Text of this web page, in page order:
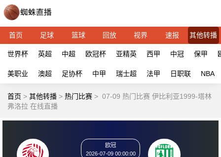
首页 足球 篮球 回放 视界 速报 其他转播
世界杯 英超 中超 欧冠杯 亚精英 西甲 中冠 保甲
美职业 澳超 足协杯 中甲 瑞士超 法甲 日职联 NBA
首页 > 其他转播 > 热门比赛 > 07-09 热门比赛 伊比利亚1999-塔林
弗洛拉 在线直播